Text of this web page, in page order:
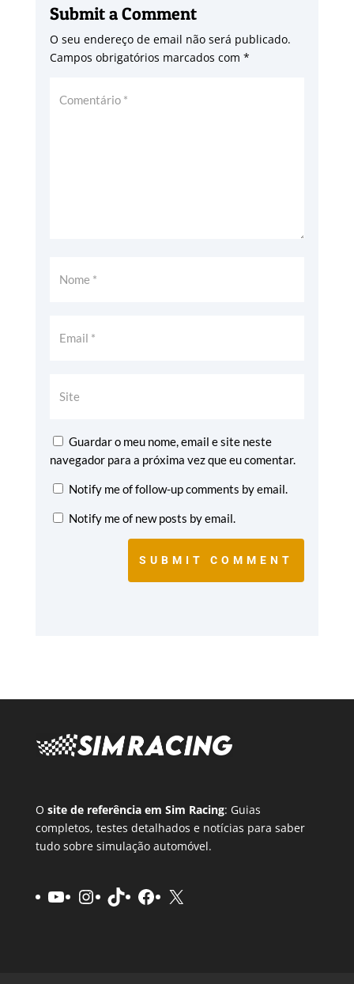
Submit a Comment
O seu endereço de email não será publicado.
Campos obrigatórios marcados com *
Guardar o meu nome, email e site neste
navegador para a próxima vez que eu comentar.
Notify me of follow-up comments by email.
Notify me of new posts by email.
SUBMIT COMMENT
O site de referência em Sim Racing: Guias
completos, testes detalhados e notícias para saber
tudo sobre simulação automóvel.
YouTube
Instagram
TikTokFacebook
X